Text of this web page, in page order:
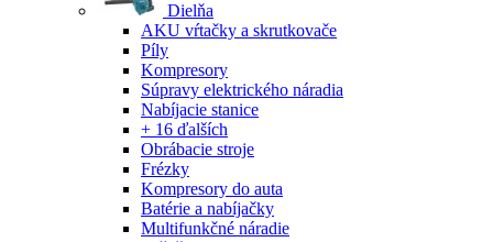
Dielňa
AKU vŕtačky a skrutkovače
Píly
Kompresory
Súpravy elektrického náradia
Nabíjacie stanice
+ 16 ďalších
Obrábacie stroje
Frézky
Kompresory do auta
Batérie a nabíjačky
Multifunkčné náradie